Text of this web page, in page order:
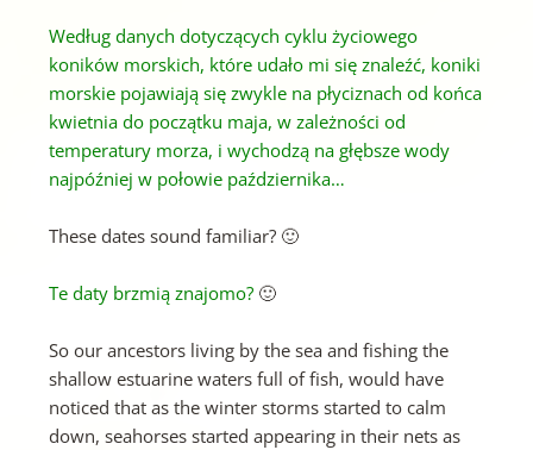
Według danych dotyczących cyklu życiowego
koników morskich, które udało mi się znaleźć, koniki
morskie pojawiają się zwykle na płyciznach od końca
kwietnia do początku maja, w zależności od
temperatury morza, i wychodzą na głębsze wody
najpóźniej w połowie października…
These dates sound familiar? 🙂
Te daty brzmią znajomo? 🙂
So our ancestors living by the sea and fishing the
shallow estuarine waters full of fish, would have
noticed that as the winter storms started to calm
down, seahorses started appearing in their nets as